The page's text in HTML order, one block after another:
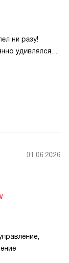
ни разу!
удивлялся,
были сухие
и свежие! Я
время и
и режим
01.06.2026